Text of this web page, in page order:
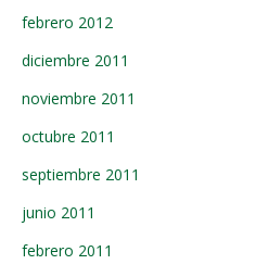
febrero 2012
diciembre 2011
noviembre 2011
octubre 2011
septiembre 2011
junio 2011
febrero 2011